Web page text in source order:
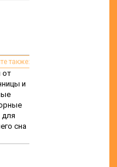
также:
от
и
сна